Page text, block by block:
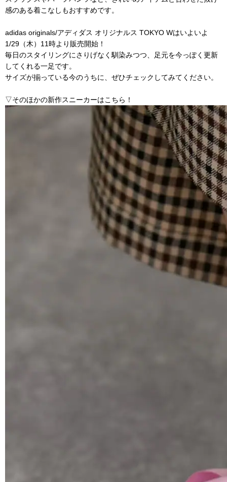
感のある着こなしもおすすめです。
adidas originals/アディダス オリジナルス TOKYO Wはいよいよ
1/29（木）11時より販売開始！
毎日のスタイリングにさりげなく馴染みつつ、足元を今っぽく更新
してくれる一足です。
サイズが揃っている今のうちに、ぜひチェックしてみてください。
▽そのほかの新作スニーカーはこちら！